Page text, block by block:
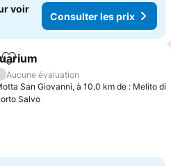
voir
Consulter les prix
Ajouter à mes favoris
Aucune évaluation
San Giovanni, à 10.0 km de : Melito di
Salvo